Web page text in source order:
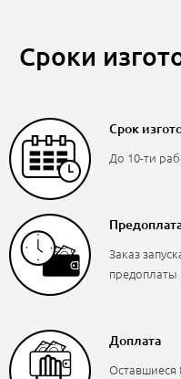
Сроки
Срок
До 10-ти
Заказ
предоплаты
Доплата
Оставшиеся